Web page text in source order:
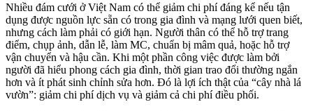
Nhiều đám cưới ở Việt Nam có thể giảm chi phí đáng kể nếu tận
dụng được nguồn lực sẵn có trong gia đình và mạng lưới quen biết,
nhưng cách làm phải có giới hạn. Người thân có thể hỗ trợ trang
điểm, chụp ảnh, dẫn lễ, làm MC, chuẩn bị mâm quả, hoặc hỗ trợ
vận chuyển và hậu cần. Khi một phần công việc được làm bởi
người đã hiểu phong cách gia đình, thời gian trao đổi thường ngắn
hơn và ít phát sinh chỉnh sửa hơn. Đó là lợi ích thật của “cây nhà lá
vườn”: giảm chi phí dịch vụ và giảm cả chi phí điều phối.